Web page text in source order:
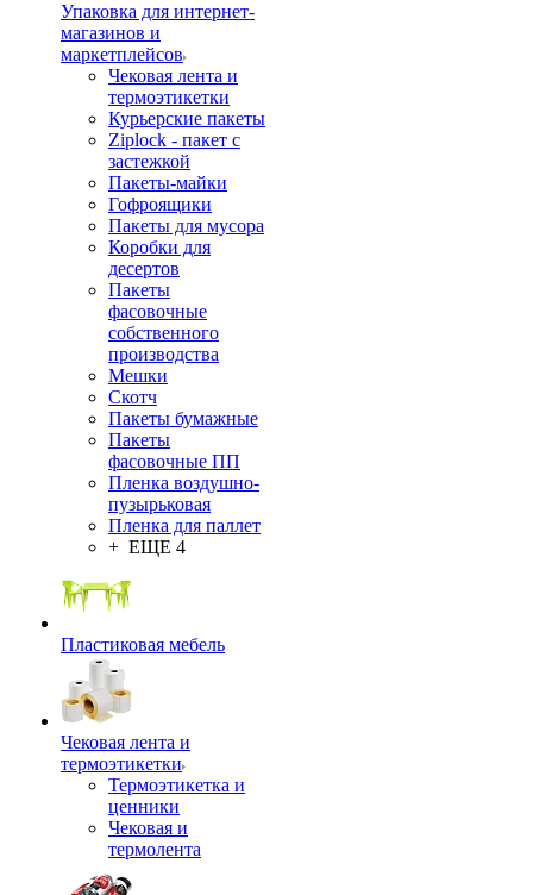
Упаковка для интернет-
магазинов и
маркетплейсов
Чековая лента и
термоэтикетки
Курьерские пакеты
Ziplock - пакет с
застежкой
Пакеты-майки
Гофроящики
Пакеты для мусора
Коробки для
десертов
Пакеты
фасовочные
собственного
производства
Мешки
Скотч
Пакеты бумажные
Пакеты
фасовочные ПП
Пленка воздушно-
пузырьковая
Пленка для паллет
+ ЕЩЕ 4
Пластиковая мебель
Чековая лента и
термоэтикетки
Термоэтикетка и
ценники
Чековая и
термолента